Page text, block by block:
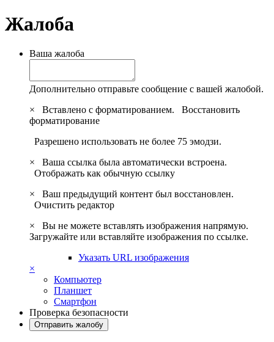
Жалоба
Ваша жалоба
Дополнительно отправьте сообщение с вашей жалобой.
×
Вставлено с форматированием. Восстановить
форматирование
Разрешено использовать не более 75 эмодзи.
×
Ваша ссылка была автоматически встроена.
Отображать как обычную ссылку
×
Ваш предыдущий контент был восстановлен.
Очистить редактор
×
Вы не можете вставлять изображения напрямую.
Загружайте или вставляйте изображения по ссылке.
Указать URL изображения
×
Компьютер
Планшет
Смартфон
Проверка безопасности
Отправить жалобу